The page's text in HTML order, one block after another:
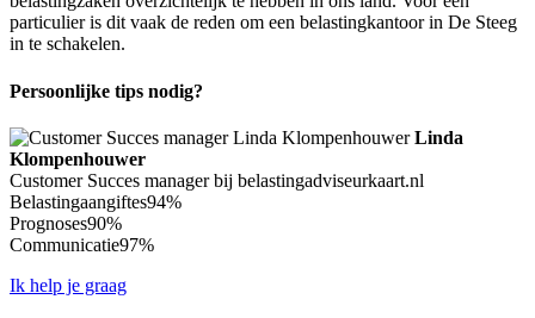
particulier is dit vaak de reden om een belastingkantoor in De Steeg
in te schakelen.
Persoonlijke tips nodig?
Linda
Klompenhouwer
Customer Succes manager bij belastingadviseurkaart.nl
Belastingaangiftes94%
Prognoses90%
Communicatie97%
Ik help je graag